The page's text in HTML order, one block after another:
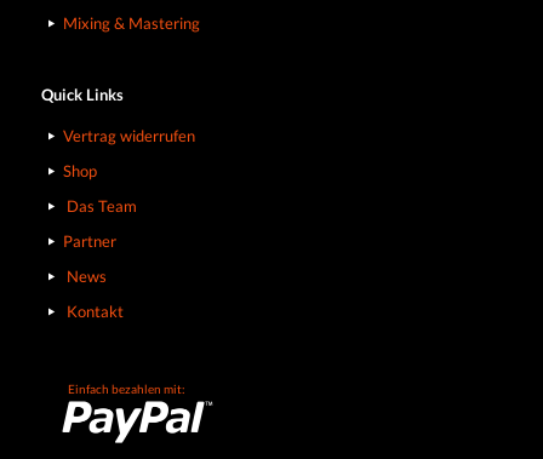
Mixing & Mastering
Quick Links
Vertrag widerrufen
Shop
Das Team
Partner
News
Kontakt
Einfach bezahlen mit: